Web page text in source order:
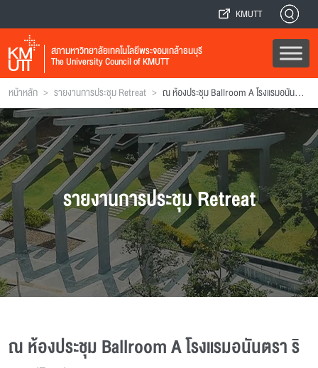
KMUTT
สภามหาวิทยาลัยเทคโนโลยีพระจอมเกล้าธนบุรี
The University Council of KMUTT
หน้าหลัก > รายงานการประชุม Retreat > ณ ห้องประชุม Ballroom A โรงแรมอนันตรา ริเวอร์ไซด์ ถนนเจริญนคร กรุงเทพฯ
รายงานการประชุม Retreat
ณ ห้องประชุม Ballroom A โรงแรมอนันตรา ริ